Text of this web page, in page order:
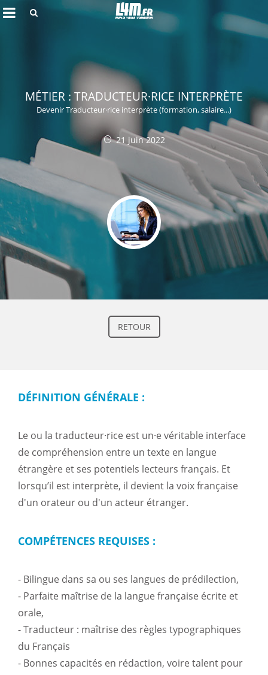
Annuler
RETOUR
MÉTIER : TRADUCTEUR·RICE INTERPRÈTE
Devenir Traducteur·rice interprète (formation, salaire...)
21 juin 2022
DÉFINITION GÉNÉRALE :
Le ou la traducteur·rice est un·e véritable interface
de compréhension entre un texte en langue
étrangère et ses potentiels lecteurs français. Et
lorsqu’il est interprète, il devient la voix française
d'un orateur ou d'un acteur étranger.
COMPÉTENCES REQUISES :
- Bilingue dans sa ou ses langues de prédilection,
- Parfaite maîtrise de la langue française écrite et
orale,
- Traducteur : maîtrise des règles typographiques
du Français
- Bonnes capacités en rédaction, voire talent pour